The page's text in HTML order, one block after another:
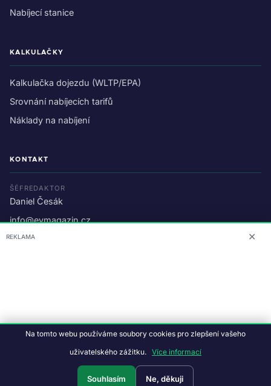
Nabíjecí stanice
KALKULAČKY
Kalkulačka dojezdu (WLTP/EPA)
Srovnání nabíjecích tarifů
Náklady na nabíjení
KONTAKT
ŠÉFREDAKTOR
Daniel Česák
info@evmagazin.cz
O nás
© 2026 EV Magazin.Podmínky a ochrana dat.
Studiografix
REKLAMA ✕
Na tomto webu používáme soubory cookies pro zlepšení vašeho
uživatelského zážitku. Více informací
Souhlasím Ne, děkuji